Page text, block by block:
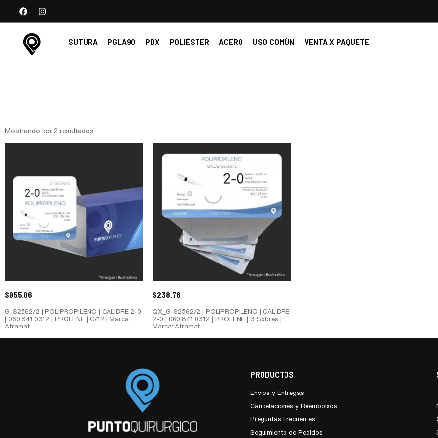
SUTURA PGLA90 PDX POLIÉSTER ACERO USO COMÚN VENTA X PAQUETE
Mostrando los 2 resultados
$955.06
G-S2562/2 | POLIPROPILENO | CALIBRE 2-0
| 060.841.0312 | PROLENE | C/12 | Marca:
Atramat
$238.76
QX_G-S2562/2 | POLIPROPILENO | CALIBRE
2-0 | 060.841.0312 | PROLENE | 3 Sobres |
Marca: Atramat
PRODUCTOS
Envíos y Entregas
Cancelaciones y Reembolsos
Preguntas Frecuentes
Seguimiento de Pedidos